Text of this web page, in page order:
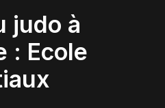
judo à
: Ecole